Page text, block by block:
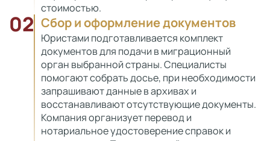
стоимостью.
02 Сбор и оформление документов
Юристами подготавливается комплект
документов для подачи в миграционный
орган выбранной страны. Специалисты
помогают собрать досье, при необходимости
запрашивают данные в архивах и
восстанавливают отсутствующие документы.
Компания организует перевод и
нотариальное удостоверение справок и